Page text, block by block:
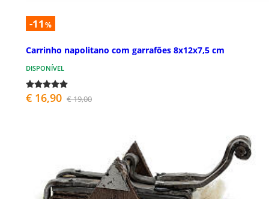
-11 %
Carrinho napolitano com garrafões 8x12x7,5 cm
DISPONÍVEL
€ 16,90 € 19,00